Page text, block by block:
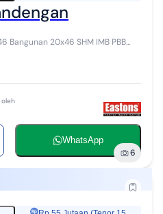
Jual 20M nego Sewa
WhatsApp
6